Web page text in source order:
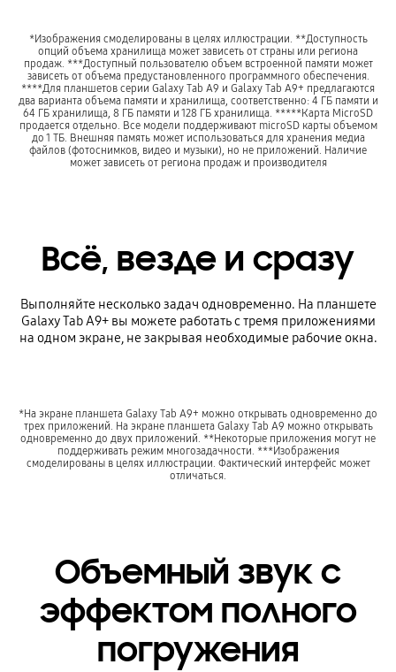
*Изображения смоделированы в целях иллюстрации. **Доступность
опций объема хранилища может зависеть от страны или региона
продаж. ***Доступный пользователю объем встроенной памяти может
зависеть от объема предустановленного программного обеспечения.
****Для планшетов серии Galaxy Tab A9 и Galaxy Tab A9+ предлагаются
два варианта объема памяти и хранилища, соответственно: 4 ГБ памяти и
64 ГБ хранилища, 8 ГБ памяти и 128 ГБ хранилища. *****Карта MicroSD
продается отдельно. Все модели поддерживают microSD карты объемом
до 1 ТБ. Внешняя память может использоваться для хранения медиа
файлов (фотоснимков, видео и музыки), но не приложений. Наличие
может зависеть от региона продаж и производителя
Всё, везде и сразу
Выполняйте несколько задач одновременно. На планшете
Galaxy Tab A9+ вы можете работать с тремя приложениями
на одном экране, не закрывая необходимые рабочие окна.
*На экране планшета Galaxy Tab A9+ можно открывать одновременно до
трех приложений. На экране планшета Galaxy Tab A9 можно открывать
одновременно до двух приложений. **Некоторые приложения могут не
поддерживать режим многозадачности. ***Изображения
смоделированы в целях иллюстрации. Фактический интерфейс может
отличаться.
Объемный звук с
эффектом полного
погружения